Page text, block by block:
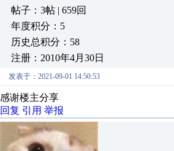
帖子：3帖 | 659回
年度积分：5
历史总积分：58
注册：2010年4月30日
发表于：2021-09-01 14:50:53
感谢楼主分享
回复 引用 举报